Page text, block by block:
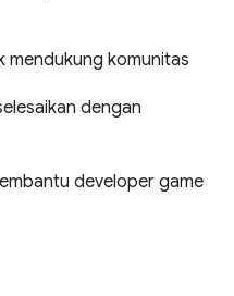
mendukung komunitas
dengan
developer game